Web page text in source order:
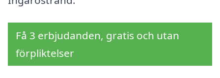
Få 3 erbjudanden, gratis och utan
förpliktelser